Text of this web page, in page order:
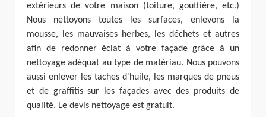
extérieurs de votre maison (toiture, gouttière, etc.)
Nous nettoyons toutes les surfaces, enlevons la
mousse, les mauvaises herbes, les déchets et autres
afin de redonner éclat à votre façade grâce à un
nettoyage adéquat au type de matériau. Nous pouvons
aussi enlever les taches d'huile, les marques de pneus
et de graffitis sur les façades avec des produits de
qualité. Le devis nettoyage est gratuit.